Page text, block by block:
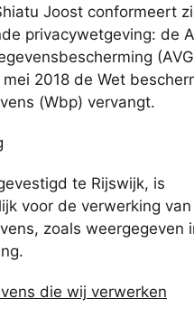
Joost conformeert
privacywetgeving: de
2018 de Wet
(Wbp) vervangt.
te Rijswijk, is
voor de verwerking van
zoals weergegeven
die wij verwerken